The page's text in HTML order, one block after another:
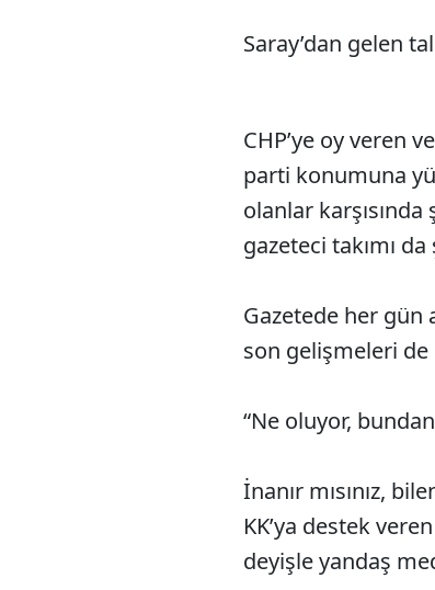
Saray’dan gelen
CHP’ye oy veren
parti konumuna
olanlar
gazeteci takımı da
Gazetede her gün
son gelişmeleri
“Ne oluyor,
İnanır mısınız,
KK’ya destek
deyişle yandaş